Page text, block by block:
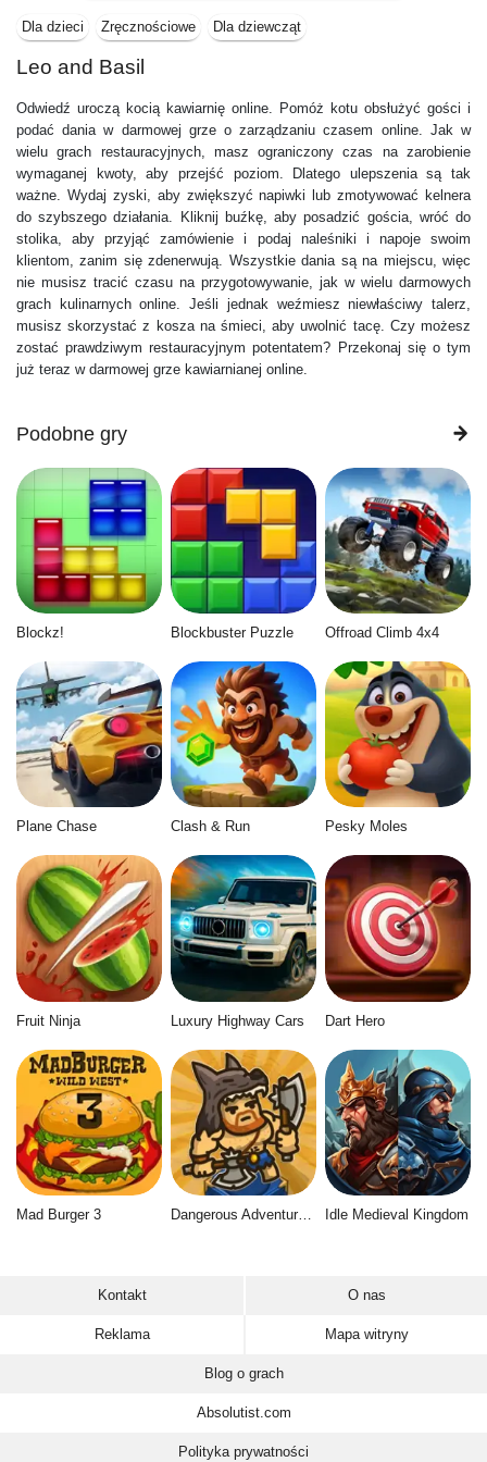
Dla dzieci Zręcznościowe Dla dziewcząt
Leo and Basil
Odwiedź uroczą kocią kawiarnię online. Pomóż kotu obsłużyć gości i
podać dania w darmowej grze o zarządzaniu czasem online. Jak w
wielu grach restauracyjnych, masz ograniczony czas na zarobienie
wymaganej kwoty, aby przejść poziom. Dlatego ulepszenia są tak
ważne. Wydaj zyski, aby zwiększyć napiwki lub zmotywować kelnera
do szybszego działania. Kliknij buźkę, aby posadzić gościa, wróć do
stolika, aby przyjąć zamówienie i podaj naleśniki i napoje swoim
klientom, zanim się zdenerwują. Wszystkie dania są na miejscu, więc
nie musisz tracić czasu na przygotowywanie, jak w wielu darmowych
grach kulinarnych online. Jeśli jednak weźmiesz niewłaściwy talerz,
musisz skorzystać z kosza na śmieci, aby uwolnić tacę. Czy możesz
zostać prawdziwym restauracyjnym potentatem? Przekonaj się o tym
już teraz w darmowej grze kawiarnianej online.
Podobne gry
Blockz! Blockbuster Puzzle Offroad Climb 4x4
Plane Chase Clash & Run Pesky Moles
Fruit Ninja Luxury Highway Cars Dart Hero
Mad Burger 3 Dangerous Adventure 2 Idle Medieval Kingdom
Kontakt O nas
Reklama Mapa witryny
Blog o grach
Absolutist.com
Polityka prywatności